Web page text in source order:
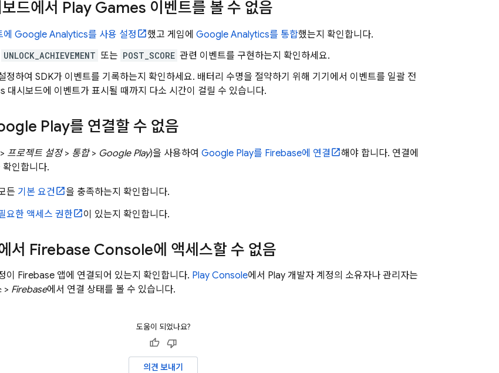
드에서 Play Games 이벤트를 볼 수 없음
Google Analytics를 사용 설정 했고 게임에 Google Analytics를 통합했는지 확인합니다.
UNLOCK_ACHIEVEMENT 또는 POST_SCORE 관련 이벤트를 구현하는지 확인하세요.
정하여 SDK가 이벤트를 기록하는지 확인하세요. 배터리 수명을 절약하기 위해 기기에서 이벤트를 일괄 전
대시보드에 이벤트가 표시될 때까지 다소 시간이 걸릴 수 있습니다.
Play를 연결할 수 없음
> 프로젝트 설정> 통합> Google Play)을 사용하여 Google Play를 Firebase에 연결
해야 합니다. 연결에
확인합니다.
든 기본 요건
을 충족하는지 확인합니다.
요한 액세스 권한 이 있는지 확인합니다.
서 Firebase Console에 액세스할 수 없음
이 Firebase 앱에 연결되어 있는지 확인합니다. Play Console에서 Play 개발자 계정의 소유자나 관리자는
> Firebase에서 연결 상태를 볼 수 있습니다.
도움이 되었나요?
의견 보내기